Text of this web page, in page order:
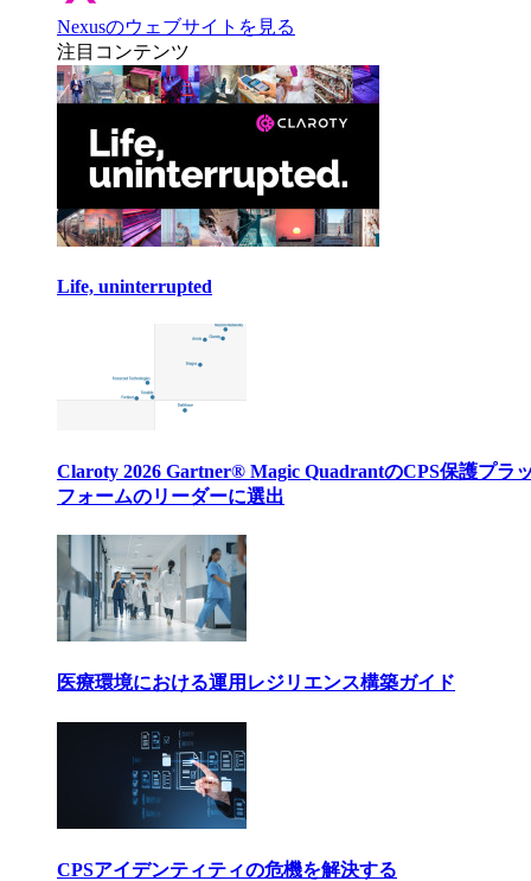
Nexusのウェブサイトを見る
注目コンテンツ
Life, uninterrupted
Claroty 2026 Gartner® Magic QuadrantのCPS保護プラ
フォームのリーダーに選出
医療環境における運用レジリエンス構築ガイド
CPSアイデンティティの危機を解決する